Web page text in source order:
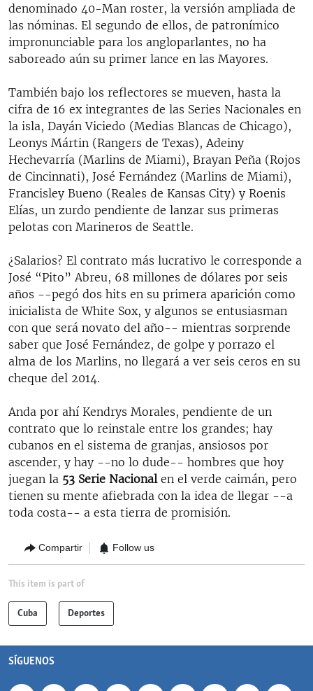
denominado 40-Man roster, la versión ampliada de
las nóminas. El segundo de ellos, de patronímico
impronunciable para los angloparlantes, no ha
saboreado aún su primer lance en las Mayores.
También bajo los reflectores se mueven, hasta la
cifra de 16 ex integrantes de las Series Nacionales en
la isla, Dayán Viciedo (Medias Blancas de Chicago),
Leonys Mártin (Rangers de Texas), Adeiny
Hechevarría (Marlins de Miami), Brayan Peña (Rojos
de Cincinnati), José Fernández (Marlins de Miami),
Francisley Bueno (Reales de Kansas City) y Roenis
Elías, un zurdo pendiente de lanzar sus primeras
pelotas con Marineros de Seattle.
¿Salarios? El contrato más lucrativo le corresponde a
José “Pito” Abreu, 68 millones de dólares por seis
años --pegó dos hits en su primera aparición como
inicialista de White Sox, y algunos se entusiasman
con que será novato del año-- mientras sorprende
saber que José Fernández, de golpe y porrazo el
alma de los Marlins, no llegará a ver seis ceros en su
cheque del 2014.
Anda por ahí Kendrys Morales, pendiente de un
contrato que lo reinstale entre los grandes; hay
cubanos en el sistema de granjas, ansiosos por
ascender, y hay --no lo dude-- hombres que hoy
juegan la 53 Serie Nacionalen el verde caimán, pero
tienen su mente afiebrada con la idea de llegar --a
toda costa-- a esta tierra de promisión.
Compartir Follow us
This item is part of
Cuba Deportes
SÍGUENOS